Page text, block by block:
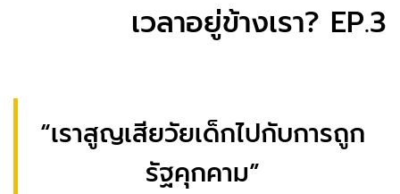
เวลาอยู่ข้างเรา? EP.3
“เราสูญเสียวัยเด็กไปกับการถูก
รัฐคุกคาม”